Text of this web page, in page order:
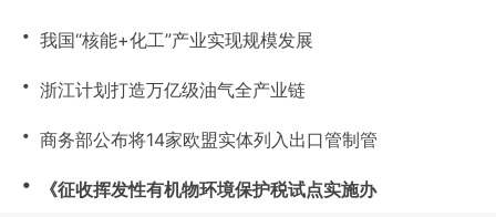
・ 我国“核能+化工”产业实现规模发展
・ 浙江计划打造万亿级油气全产业链
・ 商务部公布将14家欧盟实体列入出口管制管
・ 《征收挥发性有机物环境保护税试点实施办